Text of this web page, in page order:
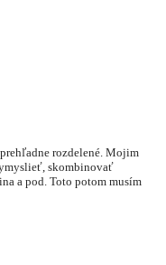
rozdelené. Mojim
skombinovať
a pod. Toto potom musím